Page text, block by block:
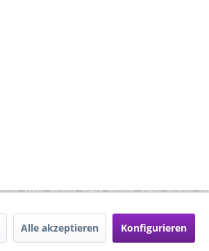
Alle akzeptieren Konfigurieren